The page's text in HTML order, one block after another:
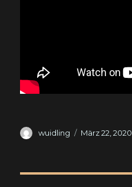
Autor
wuidling
Veröffentlicht
März 22, 2020